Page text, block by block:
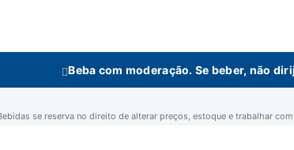
Beba com moderação. Se beber, não
se reserva no direito de alterar preços, estoque e trabalhar